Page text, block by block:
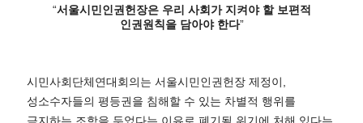
“서울시민인권헌장은 우리 사회가 지켜야 할 보편적
인권원칙을 담아야 한다”
시민사회단체연대회의는 서울시민인권헌장 제정이,
성소수자들의 평등권을 침해할 수 있는 차별적 행위를